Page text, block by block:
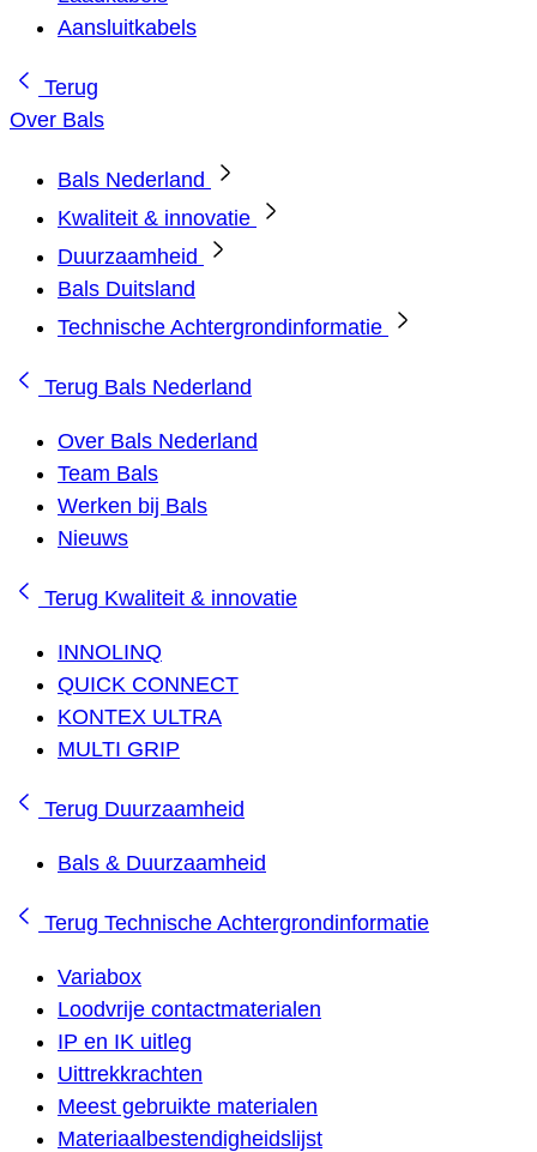
Aansluitkabels
Terug
Over Bals
Bals Nederland
Kwaliteit & innovatie
Duurzaamheid
Bals Duitsland
Technische Achtergrondinformatie
Terug Bals Nederland
Over Bals Nederland
Team Bals
Werken bij Bals
Nieuws
Terug Kwaliteit & innovatie
INNOLINQ
QUICK CONNECT
KONTEX ULTRA
MULTI GRIP
Terug Duurzaamheid
Bals & Duurzaamheid
Terug Technische Achtergrondinformatie
Variabox
Loodvrije contactmaterialen
IP en IK uitleg
Uittrekkrachten
Meest gebruikte materialen
Materiaalbestendigheidslijst